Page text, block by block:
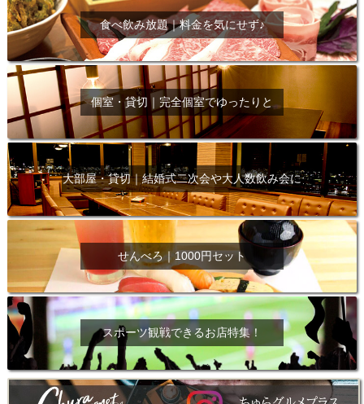
食べ飲み放題｜料金を気にせず♪
個室・貸切｜完全個室でゆったりと
大部屋・貸切｜結婚式二次会や大人数飲み会に
せんべろ｜1000円セット
スポーツ観戦できるお店特集！